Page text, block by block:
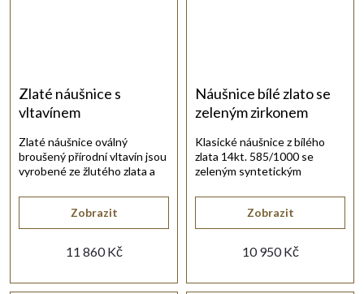
Zlaté náušnice s
vltavínem
11 860 Kč
Zobrazit
Zlaté náušnice oválný
broušený přírodní vltavín jsou
vyrobené ze žlutého zlata a
Náušnice bílé zlato se
zeleným zirkonem
10 950 Kč
Zobrazit
Klasické náušnice z bílého
zlata 14kt. 585/1000 se
zeleným syntetickým